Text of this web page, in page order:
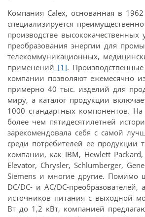
Компания Calex, основанная в 1962
специализируется
производстве высококачественных
преобразования энергии для
телекоммуникационных,
применений [1].
компании позволяют ежемесячно
примерно 40 тыс. изделий для
миру, а каталог продукции
1000 стандартных компонентов.
более чем пятидесятилетней
зарекомендовала себя с самой
среди потребителей ее продукции
компании, как IBM, Hewlett
Elevator, Chrysler, Schlumberger,
Siemens и многие другие. Помимо
DC/DC- и AC/DC-преобразователей,
источников питания с выходной
Вт до 1,2 кВт, компанией